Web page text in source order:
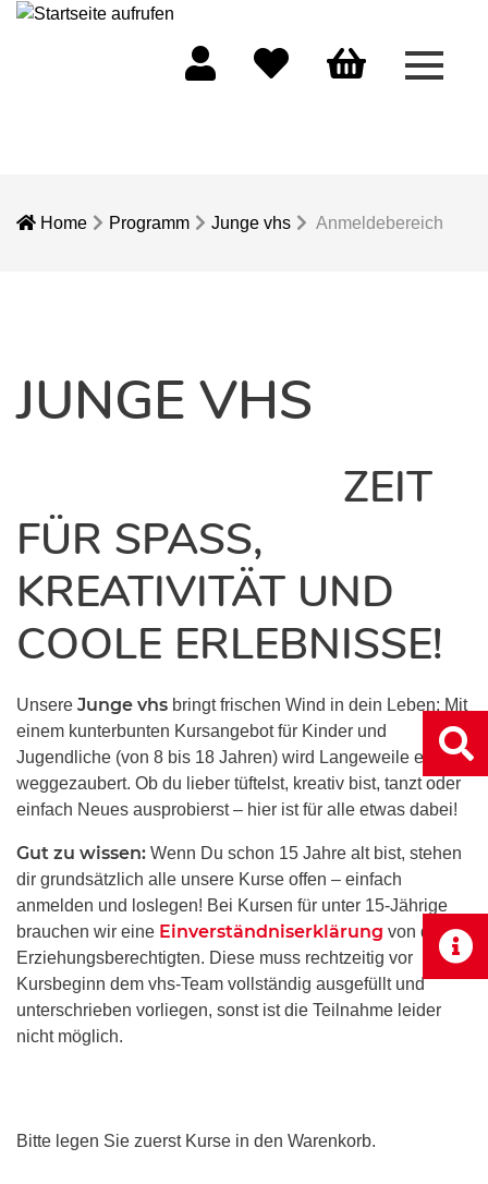
Menü
Home Programm Junge vhs Anmeldebereich
JUNGE VHS
ZEIT
FÜR SPASS, K
REATIVITÄT UND C
OOLE ERLEBNISSE!
Unsere Junge vhs bringt frischen Wind in dein Leben: Mit
einem kunterbunten Kursangebot für Kinder und
Jugendliche (von 8 bis 18 Jahren) wird Langeweile einfach
weggezaubert. Ob du lieber tüftelst, kreativ bist, tanzt oder
einfach Neues ausprobierst – hier ist für alle etwas dabei!
Gut zu wissen: Wenn Du schon 15 Jahre alt bist, stehen
dir grundsätzlich alle unsere Kurse offen – einfach
anmelden und loslegen! Bei Kursen für unter 15-Jährige
brauchen wir eine Einverständniserklärung von den
Erziehungsberechtigten. Diese muss rechtzeitig vor
Kursbeginn dem vhs-Team vollständig ausgefüllt und
unterschrieben vorliegen, sonst ist die Teilnahme leider
nicht möglich.
Bitte legen Sie zuerst Kurse in den Warenkorb.